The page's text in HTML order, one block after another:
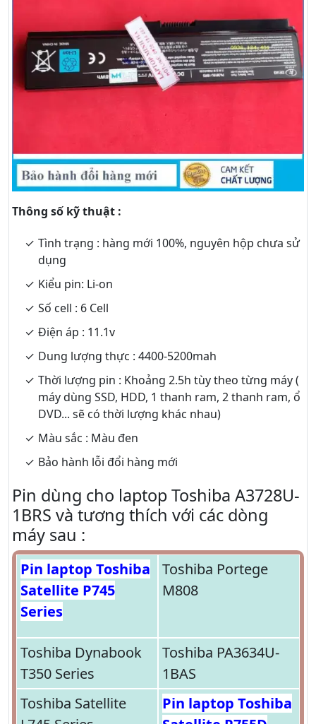
Thông số kỹ thuật :
Tình trạng : hàng mới 100%, nguyên hộp chưa sử
dụng
Kiểu pin: Li-on
Số cell : 6 Cell
Điện áp : 11.1v
Dung lượng thực : 4400-5200mah
Thời lượng pin : Khoảng 2.5h tùy theo từng máy (
máy dùng SSD, HDD, 1 thanh ram, 2 thanh ram, ổ
DVD... sẽ có thời lượng khác nhau)
Màu sắc : Màu đen
Bảo hành lỗi đổi hàng mới
Pin dùng cho laptop Toshiba A3728U-
1BRS và tương thích với các dòng
máy sau :
Pin laptop Toshiba
Satellite P745
Series
Toshiba Portege
M808
Toshiba Dynabook
T350 Series
Toshiba PA3634U-
1BAS
Toshiba Satellite
Pin laptop Toshiba